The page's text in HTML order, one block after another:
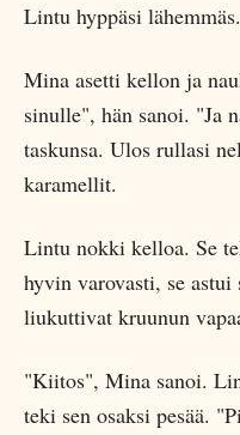
Lintu hyppäsi
Mina asetti kellon ja
sinulle", hän sanoi. "Ja
taskunsa. Ulos rullasi
karamellit.
Lintu nokki kelloa. Se
hyvin varovasti, se
liukuttivat kruunun
"Kiitos", Mina sanoi.
teki sen osaksi pesää.